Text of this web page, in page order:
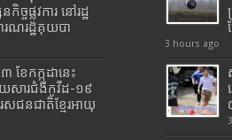
ចផ្លូវការ នៅរដ្ឋ
រណរដ្ឋគុយបា
៣ ខែកក្កដានេះ
សារជំងឺកូវីដ-១៩
ជនជាតិខ្មែរអាយុ
3 hours ago